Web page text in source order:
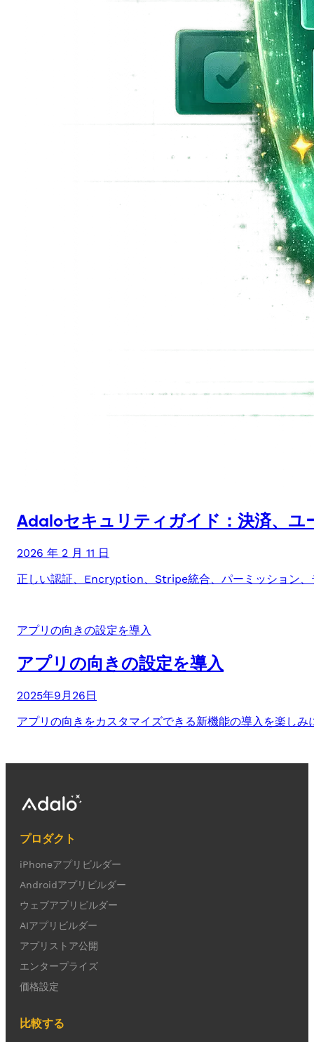
Adaloセキュリティガイド：決済、
2026 年 2 月 11 日
正しい認証、Encryption、Stripe統合、パーミッション
アプリの向きの設定を導入
アプリの向きの設定を導入
2025年9月26日
アプリの向きをカスタマイズできる新機能の導入を楽しみ
プロダクト
iPhoneアプリビルダー
Androidアプリビルダー
ウェブアプリビルダー
AIアプリビルダー
アプリストア公開
エンタープライズ
価格設定
比較する